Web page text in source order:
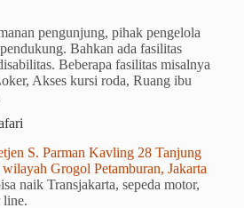
pengunjung, pihak pengelola
Bahkan ada fasilitas
Beberapa fasilitas misalnya
Akses kursi roda, Ruang ibu
S. Parman Kavling 28 Tanjung
Grogol Petamburan, Jakarta
naik Transjakarta, sepeda motor,
line.